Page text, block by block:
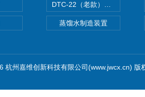
蒸馏水制造装置
杭州嘉维创新科技有限公司(www.jwcx.cn) 版